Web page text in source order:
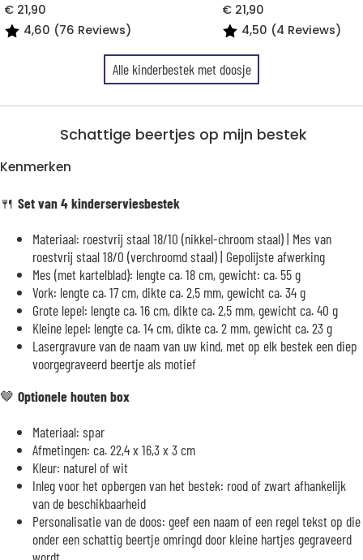
€ 21,90
4,60 (76 Reviews)
€ 21,90
4,50 (4 Reviews)
Alle kinderbestek met doosje
Schattige beertjes op mijn bestek
Kenmerken
🍴 Set van 4 kinderserviesbestek
Materiaal: roestvrij staal 18/10 (nikkel-chroom staal) | Mes van
roestvrij staal 18/0 (verchroomd staal) | Gepolijste afwerking
Mes (met kartelblad): lengte ca. 18 cm, gewicht: ca. 55 g
Vork: lengte ca. 17 cm, dikte ca. 2,5 mm, gewicht ca. 34 g
Grote lepel: lengte ca. 16 cm, dikte ca. 2,5 mm, gewicht ca. 40 g
Kleine lepel: lengte ca. 14 cm, dikte ca. 2 mm, gewicht ca. 23 g
Lasergravure van de naam van uw kind, met op elk bestek een diep
voorgegraveerd beertje als motief
🤎 Optionele houten box
Materiaal: spar
Afmetingen: ca. 22,4 x 16,3 x 3 cm
Kleur: naturel of wit
Inleg voor het opbergen van het bestek: rood of zwart afhankelijk
van de beschikbaarheid
Personalisatie van de doos: geef een naam of een regel tekst op die
onder een schattig beertje omringd door kleine hartjes gegraveerd